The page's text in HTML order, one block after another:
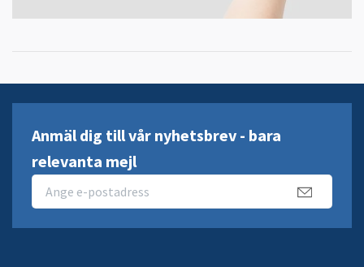
Anmäl dig till vår nyhetsbrev - bara
relevanta mejl